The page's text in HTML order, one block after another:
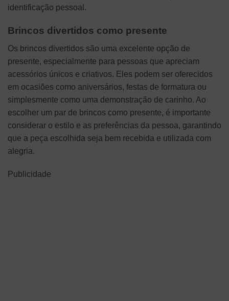
identificação pessoal.
Brincos divertidos como presente
Os brincos divertidos são uma excelente opção de
presente, especialmente para pessoas que apreciam
acessórios únicos e criativos. Eles podem ser oferecidos
em ocasiões como aniversários, festas de formatura ou
simplesmente como uma demonstração de carinho. Ao
escolher um par de brincos como presente, é importante
considerar o estilo e as preferências da pessoa, garantindo
que a peça escolhida seja bem recebida e utilizada com
alegria.
Publicidade